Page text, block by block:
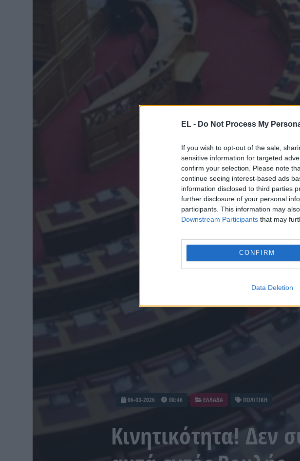
EL - Do Not Process My
If you wish to opt-out of the sale,
sensitive information for targeted
confirm your selection. Please note
continue seeing interest-based ads
information disclosed to third parties
further disclosure of your personal
participants. This information may
Downstream Participants that may
CONFIRM
Data Deletion
06-03-2026 08:46 ΕΛΛΑΔΑ ΠΟΛΙΤΙΚΗ
Κινητικότητα! Δεν